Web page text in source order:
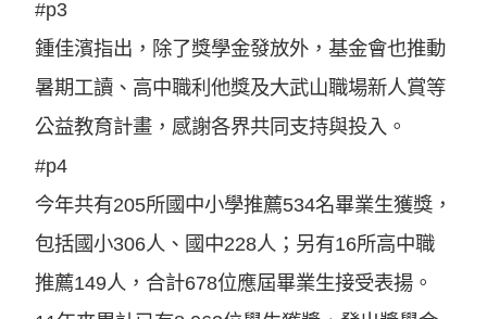
#p3
鍾佳濱指出，除了獎學金發放外，基金會也推動
暑期工讀、高中職利他獎及大武山職場新人賞等
公益教育計畫，感謝各界共同支持與投入。
#p4
今年共有205所國中小學推薦534名畢業生獲獎，
包括國小306人、國中228人；另有16所高中職
推薦149人，合計678位應屆畢業生接受表揚。